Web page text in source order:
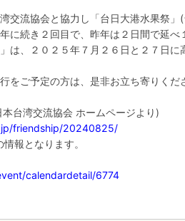
交流協会と協力し「台日大港水果祭
に続き２回目で、昨年は２日間で延
は、２０２５年７月２６日と２７日
をご予定の方は、是非お立ち寄りくだ
台湾交流協会 ホームページより)
friendship/20240825/
報となります。
calendardetail/6774